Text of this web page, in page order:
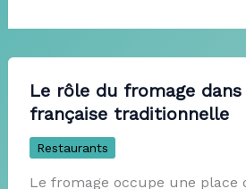
Le rôle du fromage
française traditionnelle
Restaurants
Le fromage occupe une place